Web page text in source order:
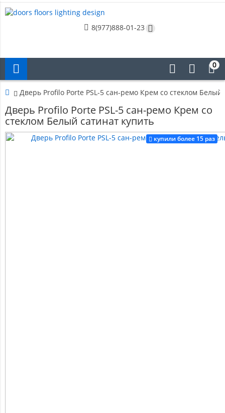
8(977)888-01-23
0
Дверь Profilo Porte PSL-5 сан-ремо Крем со стеклом Белый
Дверь Profilo Porte PSL-5 сан-ремо Крем со
стеклом Белый сатинат купить
купили более 15 раз